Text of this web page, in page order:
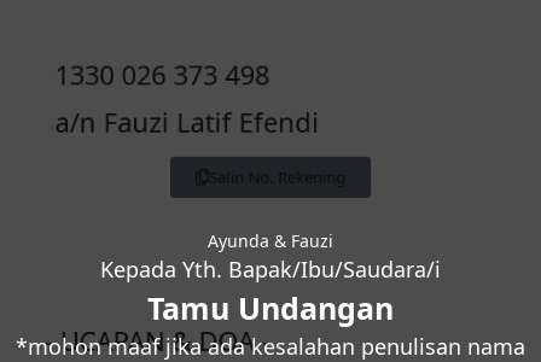
1330 026 373 498
a/n Fauzi Latif Efendi
Salin No. Rekening
- UCAPAN & DOA -
Ayunda & Fauzi
Kepada Yth. Bapak/Ibu/Saudara/i
Tamu Undangan
*mohon maaf jika ada kesalahan penulisan nama